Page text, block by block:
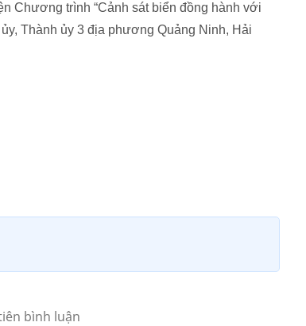
Chương trình “Cảnh sát biển đồng hành với
Thành ủy 3 địa phương Quảng Ninh, Hải